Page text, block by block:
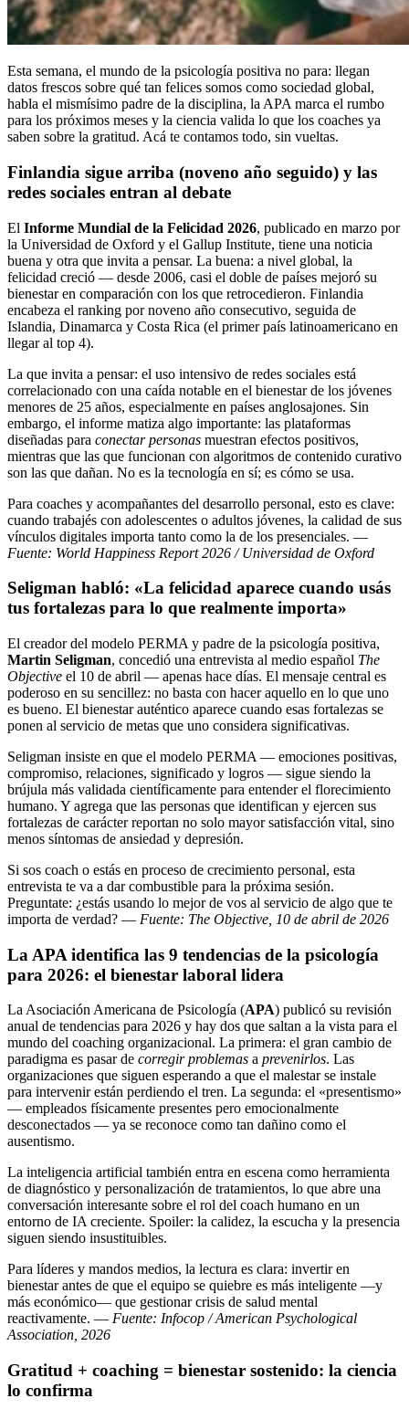
Esta semana, el mundo de la psicología positiva no para: llegan
datos frescos sobre qué tan felices somos como sociedad global,
habla el mismísimo padre de la disciplina, la APA marca el rumbo
para los próximos meses y la ciencia valida lo que los coaches ya
saben sobre la gratitud. Acá te contamos todo, sin vueltas.
Finlandia sigue arriba (noveno año seguido) y las
redes sociales entran al debate
El Informe Mundial de la Felicidad 2026, publicado en marzo por
la Universidad de Oxford y el Gallup Institute, tiene una noticia
buena y otra que invita a pensar. La buena: a nivel global, la
felicidad creció — desde 2006, casi el doble de países mejoró su
bienestar en comparación con los que retrocedieron. Finlandia
encabeza el ranking por noveno año consecutivo, seguida de
Islandia, Dinamarca y Costa Rica (el primer país latinoamericano en
llegar al top 4).
La que invita a pensar: el uso intensivo de redes sociales está
correlacionado con una caída notable en el bienestar de los jóvenes
menores de 25 años, especialmente en países anglosajones. Sin
embargo, el informe matiza algo importante: las plataformas
diseñadas para conectar personas muestran efectos positivos,
mientras que las que funcionan con algoritmos de contenido curativo
son las que dañan. No es la tecnología en sí; es cómo se usa.
Para coaches y acompañantes del desarrollo personal, esto es clave:
cuando trabajés con adolescentes o adultos jóvenes, la calidad de sus
vínculos digitales importa tanto como la de los presenciales. —
Fuente: World Happiness Report 2026 / Universidad de Oxford
Seligman habló: «La felicidad aparece cuando usás
tus fortalezas para lo que realmente importa»
El creador del modelo PERMA y padre de la psicología positiva,
Martin Seligman, concedió una entrevista al medio español The
Objective el 10 de abril — apenas hace días. El mensaje central es
poderoso en su sencillez: no basta con hacer aquello en lo que uno
es bueno. El bienestar auténtico aparece cuando esas fortalezas se
ponen al servicio de metas que uno considera significativas.
Seligman insiste en que el modelo PERMA — emociones positivas,
compromiso, relaciones, significado y logros — sigue siendo la
brújula más validada científicamente para entender el florecimiento
humano. Y agrega que las personas que identifican y ejercen sus
fortalezas de carácter reportan no solo mayor satisfacción vital, sino
menos síntomas de ansiedad y depresión.
Si sos coach o estás en proceso de crecimiento personal, esta
entrevista te va a dar combustible para la próxima sesión.
Preguntate: ¿estás usando lo mejor de vos al servicio de algo que te
importa de verdad? — Fuente: The Objective, 10 de abril de 2026
La APA identifica las 9 tendencias de la psicología
para 2026: el bienestar laboral lidera
La Asociación Americana de Psicología (APA) publicó su revisión
anual de tendencias para 2026 y hay dos que saltan a la vista para el
mundo del coaching organizacional. La primera: el gran cambio de
paradigma es pasar de corregir problemas a prevenirlos. Las
organizaciones que siguen esperando a que el malestar se instale
para intervenir están perdiendo el tren. La segunda: el «presentismo»
— empleados físicamente presentes pero emocionalmente
desconectados — ya se reconoce como tan dañino como el
ausentismo.
La inteligencia artificial también entra en escena como herramienta
de diagnóstico y personalización de tratamientos, lo que abre una
conversación interesante sobre el rol del coach humano en un
entorno de IA creciente. Spoiler: la calidez, la escucha y la presencia
siguen siendo insustituibles.
Para líderes y mandos medios, la lectura es clara: invertir en
bienestar antes de que el equipo se quiebre es más inteligente —y
más económico— que gestionar crisis de salud mental
reactivamente. — Fuente: Infocop / American Psychological
Association, 2026
Gratitud + coaching = bienestar sostenido: la ciencia
lo confirma